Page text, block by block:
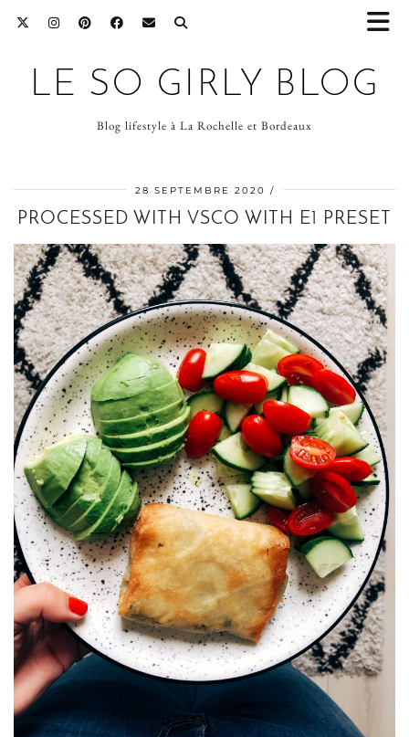
LE SO GIRLY BLOG
Blog lifestyle à La Rochelle et Bordeaux
28 SEPTEMBRE 2020
PROCESSED WITH VSCO WITH E1 PRESET